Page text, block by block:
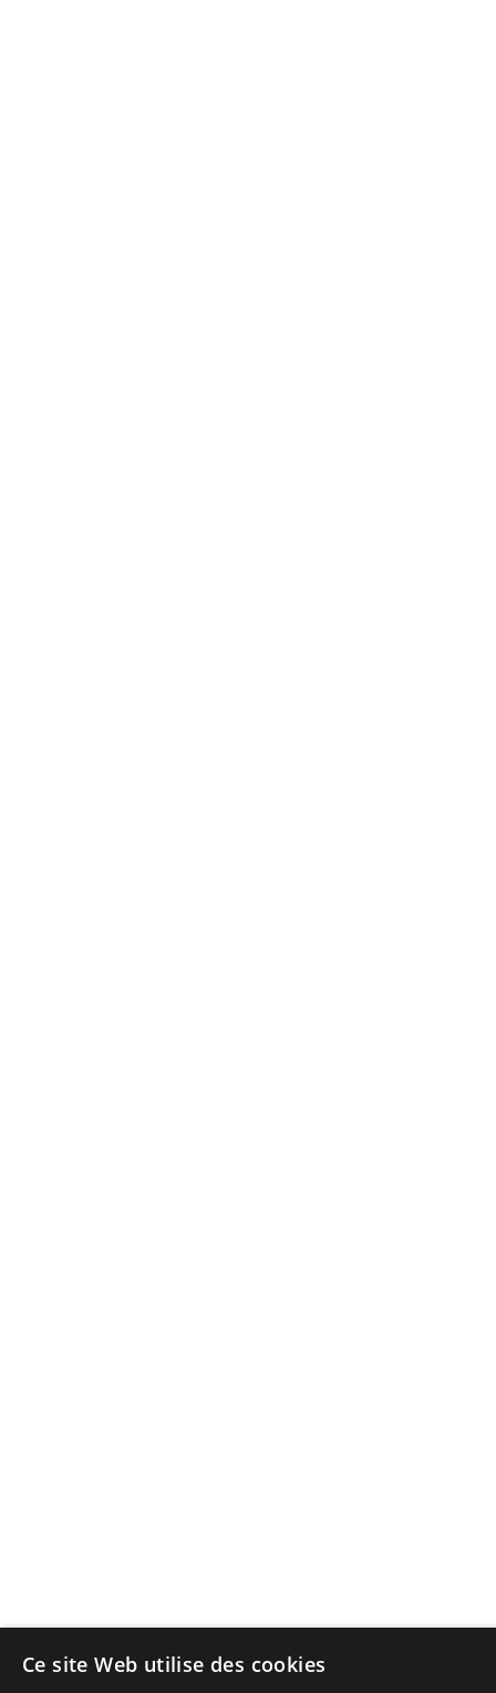
Ce site Web utilise des cookies